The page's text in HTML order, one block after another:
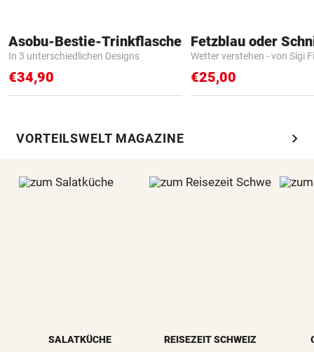
Asobu-Bestie-Trinkflasche
In 3 unterschiedlichen Designs
€34,90
Fetzblau oder
Wetter verstehen - von Sigi
€25,00
VORTEILSWELT MAGAZINE chevron_right
SALATKÜCHE REISEZEIT SCHWEIZ